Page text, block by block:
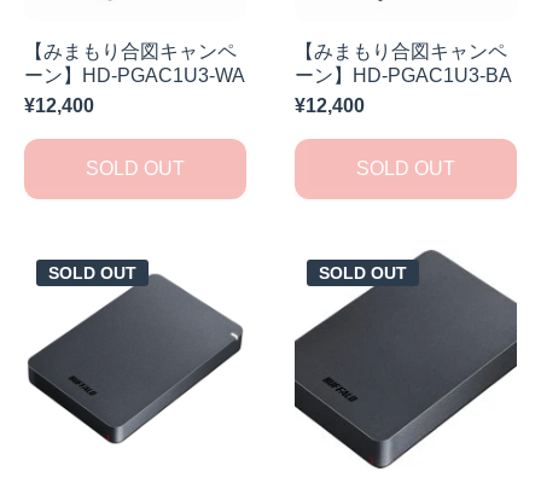
【みまもり合図キャンペ
ーン】HD-PGAC1U3-WA
¥12,400
SOLD OUT
【みまもり合図キャンペ
ーン】HD-PGAC1U3-BA
¥12,400
SOLD OUT
SOLD OUT SOLD OUT